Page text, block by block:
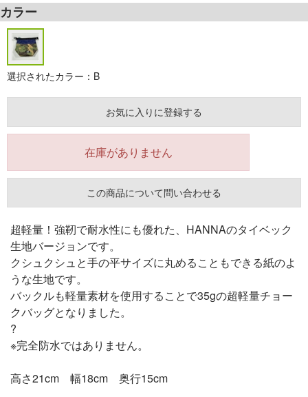
カラー
選択されたカラー：B
お気に入りに登録する
在庫がありません
この商品について問い合わせる
超軽量！強靭で耐水性にも優れた、HANNAのタイベック
生地バージョンです。
クシュクシュと手の平サイズに丸めることもできる紙のよ
うな生地です。
バックルも軽量素材を使用することで35gの超軽量チョー
クバッグとなりました。
?
※完全防水ではありません。
高さ21cm 幅18cm 奥行15cm